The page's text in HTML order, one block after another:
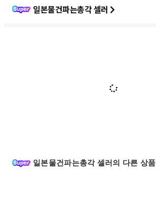
일본물건파는총각 셀러
일본물건파는총각 셀러의 다른 상품